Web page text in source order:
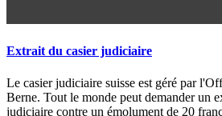
Extrait du casier judiciaire
Le casier judiciaire suisse est géré par
Berne. Tout le monde peut demander un
judiciaire contre un émolument de 20